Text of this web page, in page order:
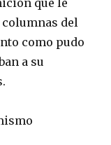
que le
columnas del
como pudo
a su